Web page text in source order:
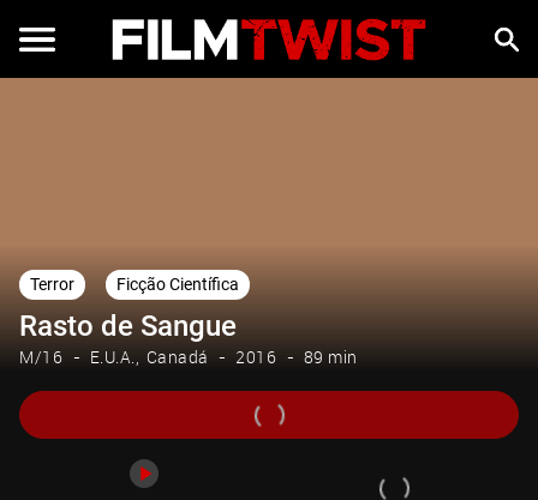
Terror Ficção Científica
Rasto de Sangue
M/16 E.U.A. Canadá 2016 89 min